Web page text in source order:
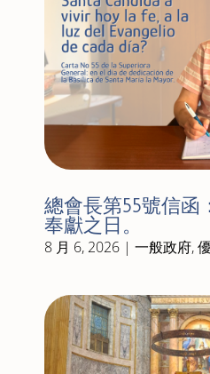
總會長第55號信函
奉獻之日。
8 月 6, 2026| 一般政府,